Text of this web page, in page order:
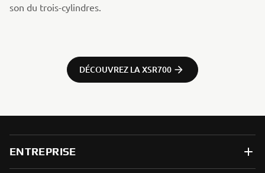
son du trois-cylindres.​
DÉCOUVREZ LA XSR700
ENTREPRISE